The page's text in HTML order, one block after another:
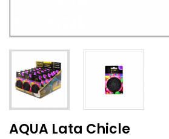
AQUA Lata Chicle